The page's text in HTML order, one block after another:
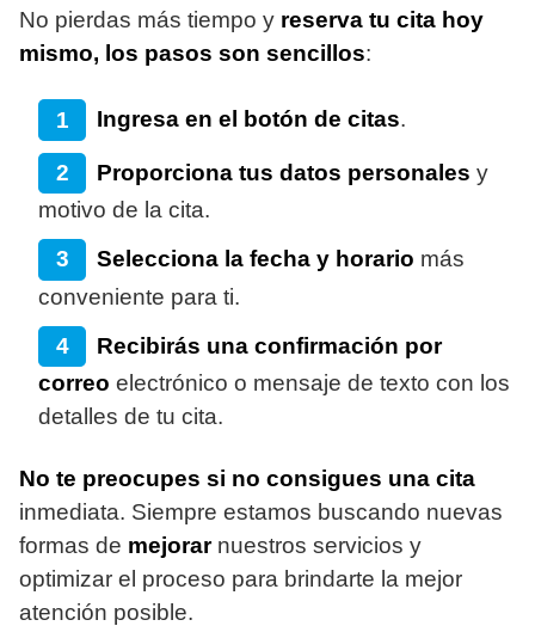
No pierdas más tiempo y reserva tu cita hoy
mismo, los pasos son sencillos:
Ingresa en el botón de citas.
Proporciona tus datos personales y
motivo de la cita.
Selecciona la fecha y horario más
conveniente para ti.
Recibirás una confirmación por
correo electrónico o mensaje de texto con los
detalles de tu cita.
No te preocupes si no consigues una cita
inmediata. Siempre estamos buscando nuevas
formas de mejorar nuestros servicios y
optimizar el proceso para brindarte la mejor
atención posible.